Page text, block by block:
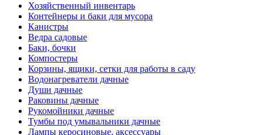
Хозяйственный инвентарь
Контейнеры и баки для мусора
Канистры
Ведра садовые
Баки, бочки
Компостеры
Корзины, ящики, сетки для работы в саду
Водонагреватели дачные
Души дачные
Раковины дачные
Рукомойники дачные
Тумбы под умывальники дачные
Лампы керосиновые, аксессуары